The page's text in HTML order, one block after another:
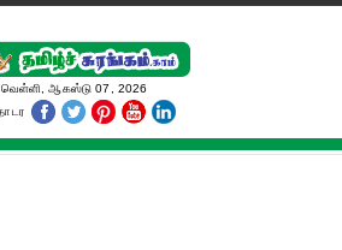
வெள்ளி, ஆகஸ்டு 07, 2026